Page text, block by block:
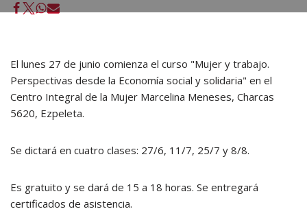
El lunes 27 de junio comienza el curso "Mujer y trabajo.
Perspectivas desde la Economía social y solidaria" en el
Centro Integral de la Mujer Marcelina Meneses, Charcas
5620, Ezpeleta.
Se dictará en cuatro clases: 27/6, 11/7, 25/7 y 8/8.
Es gratuito y se dará de 15 a 18 horas. Se entregará
certificados de asistencia.